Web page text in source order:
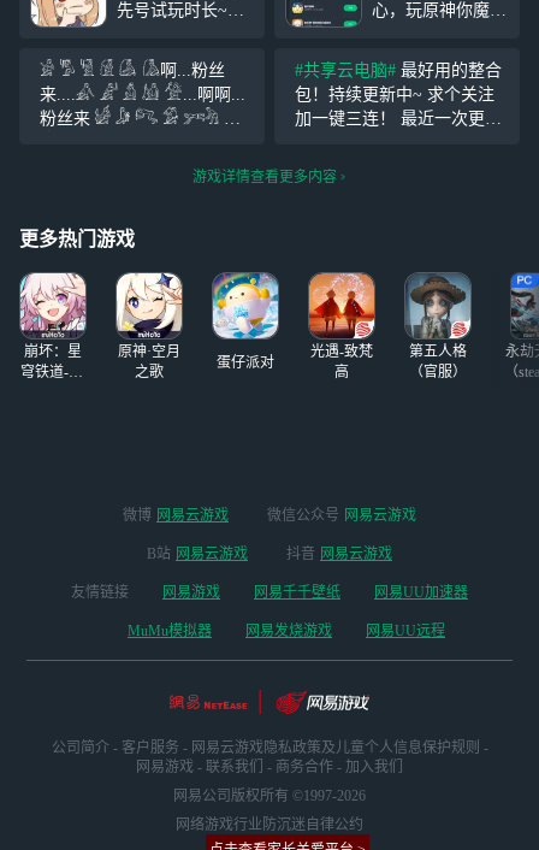
先号试玩时长~拥
云电脑的喵可包房
~ 本号有3个女探
员皮肤~ 规则~:①
给下一位喵玩，该
玩，如果这局游戏
心，玩原神你魔怔
神魔证人急了急了
急了急了，笑死，
乐子，急了急了急
了急了急了，笑死
𓀂 𓀄 𓀅 𓀆 𓀇 𓀈啊...粉丝
来....𓀉 𓀊 𓀋 𓀌 𓀍...啊啊...
粉丝来 𓀎 𓀏 𓀐 𓀑 𓀒𓀓 𓀔
#共享云电脑# 最好用的整合
包！持续更新中~ 求个关注
加一键三连！ 最近一次更新
心，就是最新的！直接下载
游戏详情查看更多内容
更多热门游戏
崩坏：星
穹铁道-4.4
原神·空月
之歌
蛋仔派对
光遇-致梵
高
第五人格
（官服）
永劫
（
微博 网易云游戏 微信公众号 网易云游戏
B站 网易云游戏 抖音 网易云游戏
友情链接 网易游戏 网易千千壁纸 网易UU加速器
MuMu模拟器 网易发烧游戏 网易UU远程
公司简介 - 客户服务 - 网易云游戏隐私政策及儿童个人信息保护规则 -
网易游戏 - 联系我们 - 商务合作 - 加入我们
网易公司版权所有 ©1997-2026
网络游戏行业防沉迷自律公约